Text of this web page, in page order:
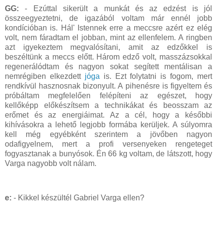
GG: - Ezúttal sikerült a munkát és az edzést is jól
összeegyeztetni, de igazából voltam már ennél jobb
kondícióban is. Hál' Istennek erre a meccsre azért ez elég
volt, nem fáradtam el jobban, mint az ellenfelem. A ringben
azt igyekeztem megvalósítani, amit az edzőkkel is
beszéltünk a meccs előtt. Három edző volt, masszázsokkal
regenerálódtam és nagyon sokat segített mentálisan a
nemrégiben elkezdett jóga is. Ezt folytatni is fogom, mert
rendkívül hasznosnak bizonyult. A pihenésre is figyeltem és
próbáltam megfelelően felépíteni az egészet, hogy
kellőképp előkészítsem a technikákat és beosszam az
erőmet és az energiáimat. Az a cél, hogy a későbbi
kihívásokra a lehető legjobb formába kerüljek. A súlyomra
kell még egyébként szerintem a jövőben nagyon
odafigyelnem, mert a profi versenyeken rengeteget
fogyasztanak a bunyósok. Én 66 kg voltam, de látszott, hogy
Varga nagyobb volt nálam.
e: - Kikkel készültél Gabriel Varga ellen?